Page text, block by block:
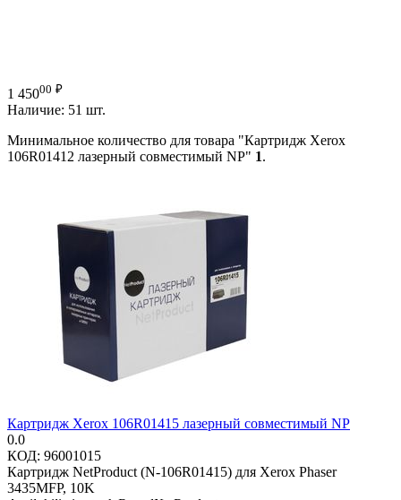
1 45000 ₽
Наличие: 51 шт.
Минимальное количество для товара "Картридж Xerox
106R01412 лазерный совместимый NP" 1.
Картридж Xerox 106R01415 лазерный совместимый NP
0.0
КОД: 96001015
Картридж NetProduct (N-106R01415) для Xerox Phaser
3435MFP, 10K